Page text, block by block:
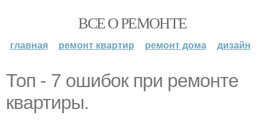
ВСЕ О РЕМОНТЕ
главная ремонт квартир ремонт дома дизайн
Топ - 7 ошибок при ремонте
квартиры.